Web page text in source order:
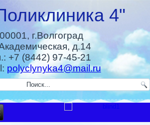
4"
г.Волгоград
д.14
+7 (8442) 97-45-21
polyclynyka4@mail.ru